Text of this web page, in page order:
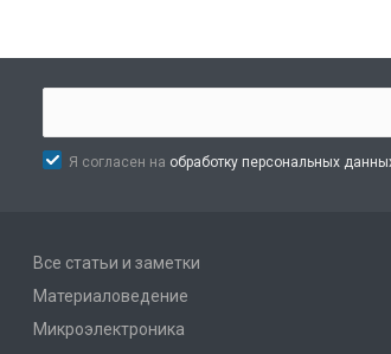
Я согласен на обработку персональных
Все статьи и заметки
Материаловедение
Микроэлектроника